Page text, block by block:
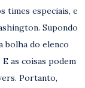
times especiais, e
Supondo
bolha do elenco
as coisas podem
Portanto,